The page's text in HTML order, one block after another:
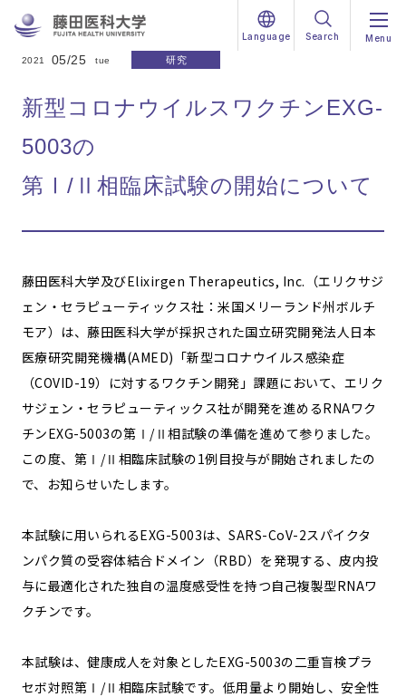
Language Search Menu
2021 05/25 tue 研究
新型コロナウイルスワクチンEXG-
5003の
第Ⅰ/Ⅱ相臨床試験の開始について
藤田医科大学及びElixirgen Therapeutics, Inc.（エリクサジ
ェン・セラピューティックス社：米国メリーランド州ボルチ
モア）は、藤田医科大学が採択された国立研究開発法人日本
医療研究開発機構(AMED)「新型コロナウイルス感染症
（COVID-19）に対するワクチン開発」課題において、エリク
サジェン・セラピューティックス社が開発を進めるRNAワク
チンEXG-5003の第Ⅰ/Ⅱ相試験の準備を進めて参りました。
この度、第Ⅰ/Ⅱ相臨床試験の1例目投与が開始されましたの
で、お知らせいたします。
本試験に用いられるEXG-5003は、SARS-CoV-2スパイクタ
ンパク質の受容体結合ドメイン（RBD）を発現する、皮内投
与に最適化された独自の温度感受性を持つ自己複製型RNAワ
クチンです。
本試験は、健康成人を対象としたEXG-5003の二重盲検プラ
セボ対照第Ⅰ/Ⅱ相臨床試験です。低用量より開始し、安全性